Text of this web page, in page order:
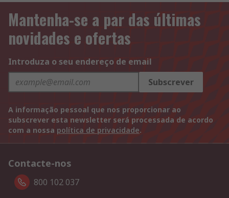
Mantenha-se a par das últimas
novidades e ofertas
Introduza o seu endereço de email
Subscrever
A informação pessoal que nos proporcionar ao
subscrever esta newsletter será processada de acordo
com a nossa política de privacidade.
Contacte-nos
800 102 037